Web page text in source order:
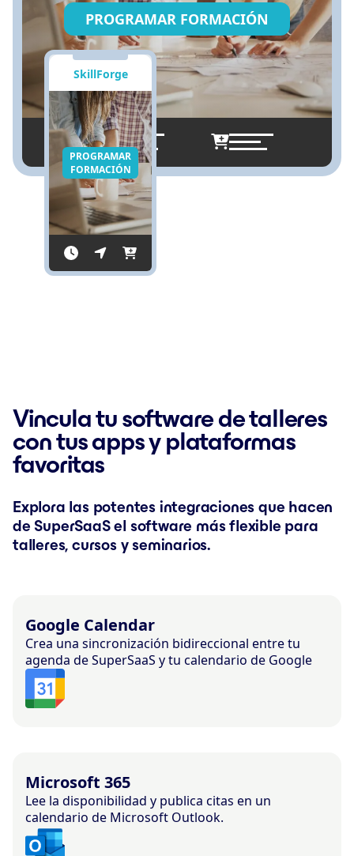
PROGRAMAR FORMACIÓN
SkillForge
PROGRAMAR
FORMACIÓN
Vincula tu software de talleres
con tus apps y plataformas
favoritas
Explora las potentes integraciones que hacen
de SuperSaaS el software más flexible para
talleres, cursos y seminarios.
Google Calendar
Crea una sincronización bidireccional entre tu
agenda de SuperSaaS y tu calendario de Google
Microsoft 365
Lee la disponibilidad y publica citas en un
calendario de Microsoft Outlook.